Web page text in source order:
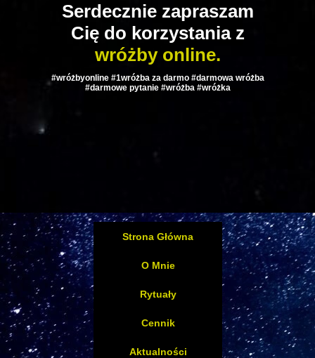
Serdecznie zapraszam
Cię do korzystania z
wróżby online.
#wróżbyonline #1wróżba za darmo #darmowa wróżba
#darmowe pytanie #wróżba #wróżka
Strona Główna
O Mnie
Rytuały
Cennik
Aktualności